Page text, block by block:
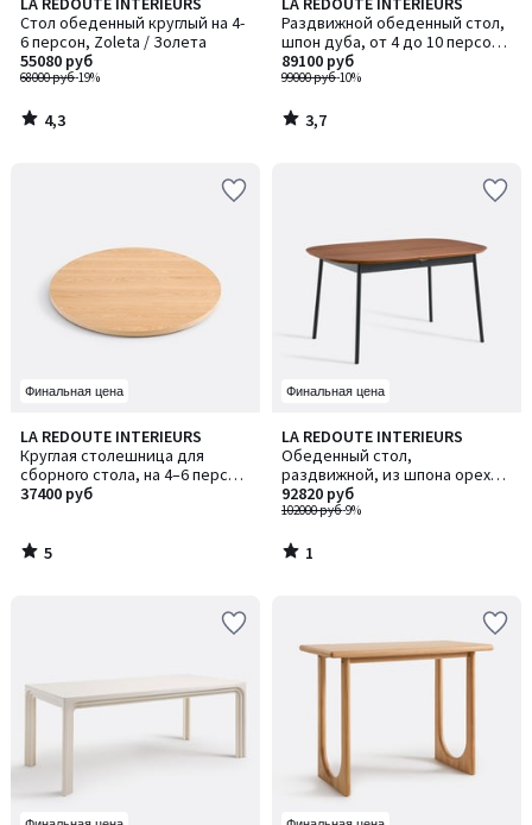
Стол обеденный круглый на 4-
6 персон, Zoleta / Золета
68000 руб-19%
55080 руб
/ 5
4,3
/
Раздвижной обеденный стол,
шпон дуба, от 4 до 10 персон,
TIOGA / ТИОГА
99000 руб-10%
89100 руб
/ 5
3,7
/
Финальная цена
LA REDOUTE INTERIEURS
Круглая столешница для
сборного стола, на 4–6 персон,
ALZAR / АЛЗАР
37400 руб
5
/
5
5
/
Финальная цена
LA REDOUTE INTERIEURS
Обеденный стол,
раздвижной, из шпона ореха,
на 4–8 персон, AMORINO /
АМОРИНО
102000 руб-9%
92820 руб
1
/
5
1
/